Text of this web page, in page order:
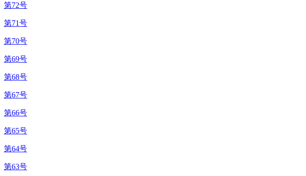
第72号
第71号
第70号
第69号
第68号
第67号
第66号
第65号
第64号
第63号